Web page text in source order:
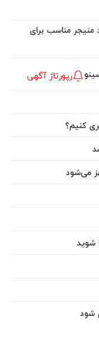
منیجر مناسب برای
رپورتاژ آگهی
می‌شود
شود